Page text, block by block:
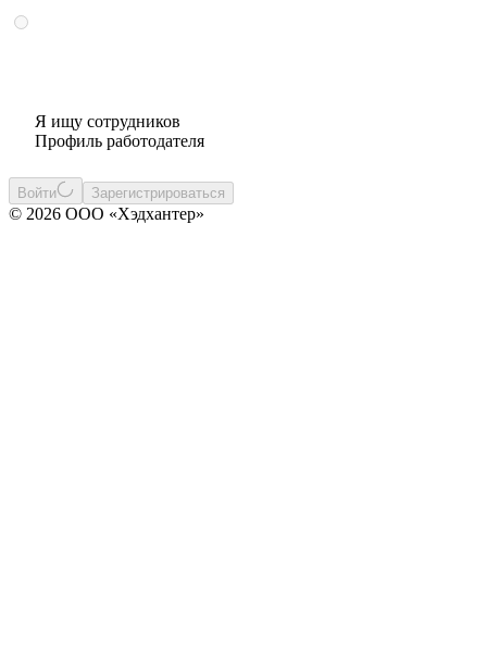
Я ищу сотрудников
Профиль работодателя
Войти Зарегистрироваться
© 2026 ООО «Хэдхантер»